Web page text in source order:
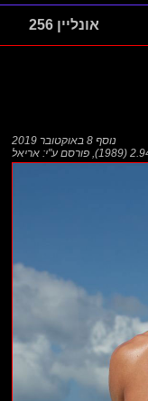
אונליין 256
נוסף 8 באוקטובר 2019
, פורסם ע"י: אריאל